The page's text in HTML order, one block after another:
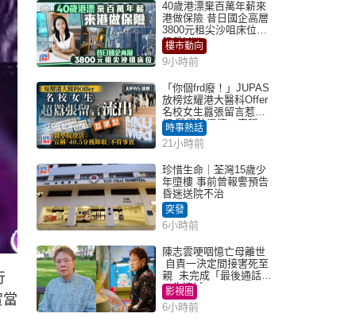
40歲港漂棄百萬年薪來
港做保險 昔日國企高層
3800元租尖沙咀床位｜
租盤Million
樓市動向
9小時前
「你個frd廢！」JUPAS
放榜炫耀港大醫科Offer
名校女生囂張留言惹眾
怒 醫學院澄清：宣稱
「40.5分獲錄取」不符事
實｜Juicy叮
時事熱話
21小時前
珍惜生命｜荃灣15歲少
年墮樓 事前曾報警預告
昏迷送院不治
突發
6小時前
陳志雲哽咽憶亡母離世
自責一決定間接害死至
親 未完成「最後通話」
一生遺憾
影視圈
6小時前